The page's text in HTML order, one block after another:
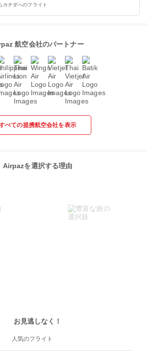
カナダへのフライト
航空会社のパートナー
べての提携航空会社を表示
Airpazを選択する理由
お見逃しなく！
人気のフライト